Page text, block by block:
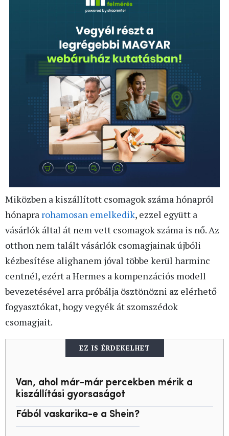
Miközben a kiszállított csomagok száma hónapról
hónapra rohamosan emelkedik, ezzel együtt a
vásárlók által át nem vett csomagok száma is nő. Az
otthon nem talált vásárlók csomagjainak újbóli
kézbesítése alighanem jóval többe kerül harminc
centnél, ezért a Hermes a kompenzációs modell
bevezetésével arra próbálja ösztönözni az elérhető
fogyasztókat, hogy vegyék át szomszédok
csomagjait.
EZ IS ÉRDEKELHET
Van, ahol már-már percekben mérik a
kiszállítási gyorsaságot
Fából vaskarika-e a Shein?